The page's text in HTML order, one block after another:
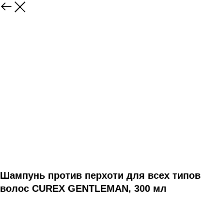
Шампунь против перхоти для всех типов
волос CUREX GENTLEMAN, 300 мл